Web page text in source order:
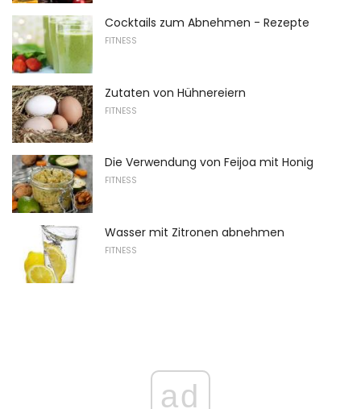
Cocktails zum Abnehmen - Rezepte
FITNESS
Zutaten von Hühnereiern
FITNESS
Die Verwendung von Feijoa mit Honig
FITNESS
Wasser mit Zitronen abnehmen
FITNESS
ad